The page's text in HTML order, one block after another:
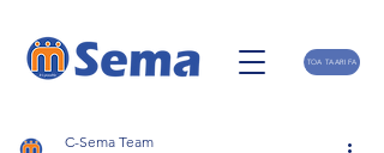
TOA TAARIFA
C-Sema Team